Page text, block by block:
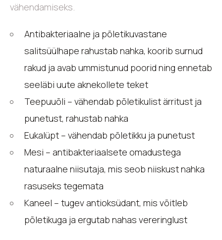
vähendamiseks.
Antibakteriaalne ja põletikuvastane
salitsüülhape rahustab nahka, koorib surnud
rakud ja avab ummistunud poorid ning ennetab
seeläbi uute aknekollete teket
Teepuuõli – vähendab põletikulist ärritust ja
punetust, rahustab nahka
Eukalüpt – vähendab põletikku ja punetust
Mesi – antibakteriaalsete omadustega
naturaalne niisutaja, mis seob niiskust nahka
rasuseks tegemata
Kaneel – tugev antioksüdant, mis võitleb
põletikuga ja ergutab nahas vereringlust